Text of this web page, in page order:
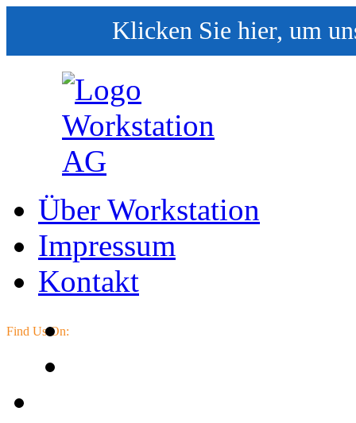
Klicken Sie hier, um
Über Workstation
Impressum
Kontakt
Find Us On: